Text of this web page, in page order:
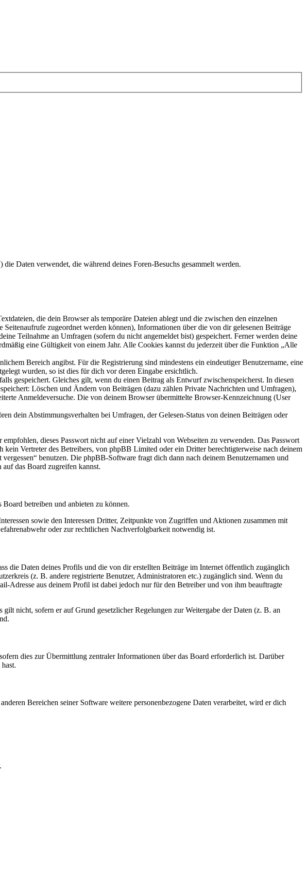
Daten verwendet, die während deines Foren-Besuchs gesammelt werden.
die dein Browser als temporäre Dateien ablegt und die zwischen den einzelnen
zugeordnet werden können), Informationen über die von dir gelesenen Beiträge
Teilnahme an Umfragen (sofern du nicht angemeldet bist) gespeichert. Ferner werden deine
eine Gültigkeit von einem Jahr. Alle Cookies kannst du jederzeit über die Funktion „Alle
Bereich angibst. Für die Registrierung sind mindestens ein eindeutiger Benutzername, eine
wurden, so ist dies für dich vor deren Eingabe ersichtlich.
gespeichert. Gleiches gilt, wenn du einen Beitrag als Entwurf zwischenspeicherst. In diesen
Löschen und Ändern von Beiträgen (dazu zählen Private Nachrichten und Umfragen),
Anmeldeversuche. Die von deinem Browser übermittelte Browser-Kennzeichnung (User
dein Abstimmungsverhalten bei Umfragen, der Gelesen-Status von deinen Beiträgen oder
dieses Passwort nicht auf einer Vielzahl von Webseiten zu verwenden. Das Passwort
Vertreter des Betreibers, von phpBB Limited oder ein Dritter berechtigterweise nach deinem
benutzen. Die phpBB-Software fragt dich dann nach deinem Benutzernamen und
auf das Board zugreifen kannst.
betreiben und anbieten zu können.
sowie den Interessen Dritter, Zeitpunkte von Zugriffen und Aktionen zusammen mit
oder zur rechtlichen Nachverfolgbarkeit notwendig ist.
die Daten deines Profils und die von dir erstellten Beiträge im Internet öffentlich zugänglich
(z. B. andere registrierte Benutzer, Administratoren etc.) zugänglich sind. Wenn du
Adresse aus deinem Profil ist dabei jedoch nur für den Betreiber und von ihm beauftragte
nicht, sofern er auf Grund gesetzlicher Regelungen zur Weitergabe der Daten (z. B. an
dies zur Übermittlung zentraler Informationen über das Board erforderlich ist. Darüber
Bereichen seiner Software weitere personenbezogene Daten verarbeitet, wird er dich